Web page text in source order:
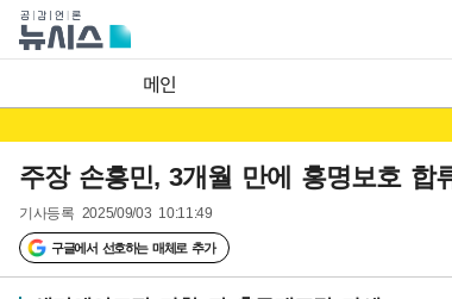
메인
주장 손흥민, 3개월 만에 홍명보호
기사등록 2025/09/03 10:11:49
구글에서 선호하는 매체로 추가